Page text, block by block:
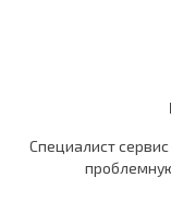
Специалист